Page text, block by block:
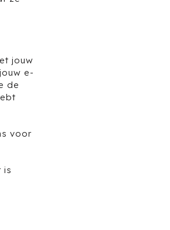
jouw
e-
de
voor
is